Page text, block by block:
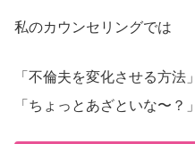
私のカウンセリングでは
「不倫夫を変化させる方法
「ちょっとあざといな〜？